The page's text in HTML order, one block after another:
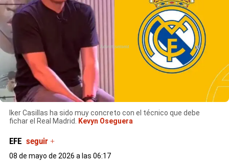
Iker Casillas ha sido muy concreto con el técnico que debe
fichar el Real Madrid. Kevyn Oseguera
X
EFE seguir +
08 de mayo de 2026 a las 06:17